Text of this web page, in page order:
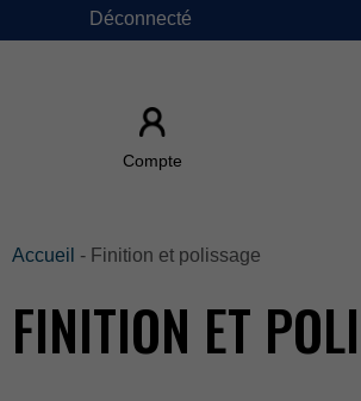
Déconnecté
Compte
Accueil -Finitionetpolissage